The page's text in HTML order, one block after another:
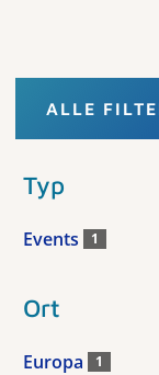
ALLE
Typ
Events 1
Ort
Europa 1